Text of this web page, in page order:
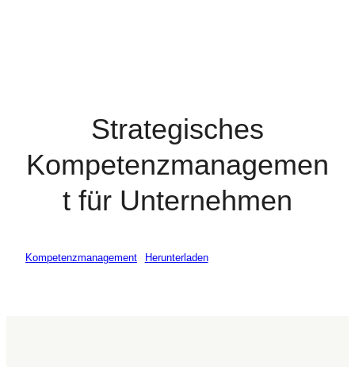
Strategisches
Kompetenzmanagemen
t für Unternehmen
Kompetenzmanagement Herunterladen